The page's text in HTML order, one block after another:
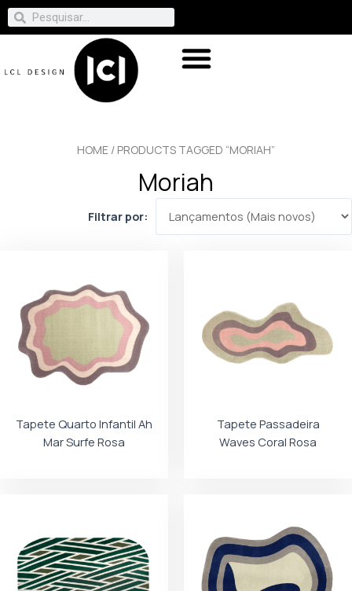
HOME / PRODUCTS TAGGED “MORIAH”
Moriah
Filtrar por:
Tapete Quarto Infantil Ah
Mar Surfe Rosa
Tapete Passadeira
Waves Coral Rosa